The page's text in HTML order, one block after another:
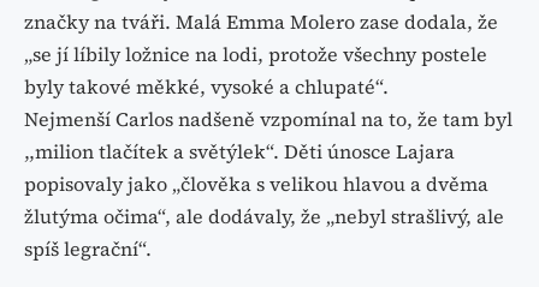
značky na tváři. Malá Emma Molero zase dodala, že
„se jí líbily ložnice na lodi, protože všechny postele
byly takové měkké, vysoké a chlupaté“.
Nejmenší Carlos nadšeně vzpomínal na to, že tam byl
,,milion tlačítek a světýlek“. Děti únosce Lajara
popisovaly jako „člověka s velikou hlavou a dvěma
žlutýma očima“, ale dodávaly, že „nebyl strašlivý, ale
spíš legrační“.